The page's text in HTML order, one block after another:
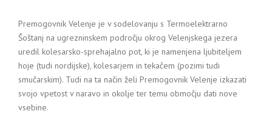
Premogovnik Velenje je v sodelovanju s Termoelektrarno
Šoštanj na ugrezninskem področju okrog Velenjskega jezera
uredil kolesarsko-sprehajalno pot, ki je namenjena ljubiteljem
hoje (tudi nordijske), kolesarjem in tekačem (pozimi tudi
smučarskim). Tudi na ta način želi Premogovnik Velenje izkazati
svojo vpetost v naravo in okolje ter temu območju dati nove
vsebine.